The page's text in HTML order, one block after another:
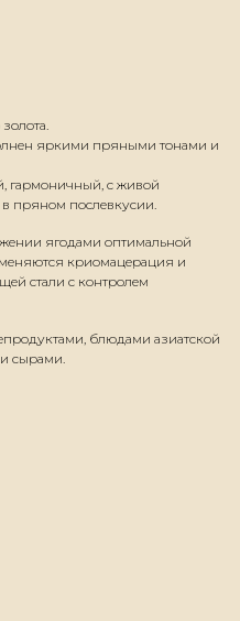
яркими пряными тонами и
гармоничный, с живой
пряном послевкусии.
ягодами оптимальной
криомацерация и
стали с контролем
блюдами азиатской
сырами.